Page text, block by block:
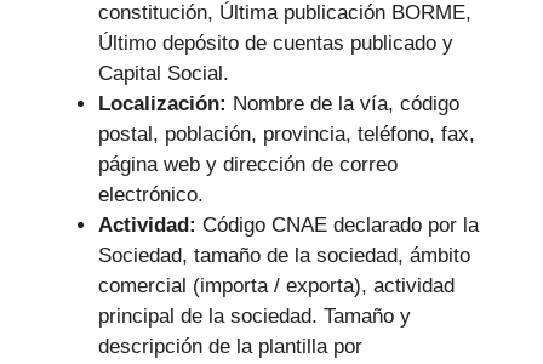
constitución, Última publicación BORME,
Último depósito de cuentas publicado y
Capital Social.
Localización: Nombre de la vía, código
postal, población, provincia, teléfono, fax,
página web y dirección de correo
electrónico.
Actividad: Código CNAE declarado por la
Sociedad, tamaño de la sociedad, ámbito
comercial (importa / exporta), actividad
principal de la sociedad. Tamaño y
descripción de la plantilla por